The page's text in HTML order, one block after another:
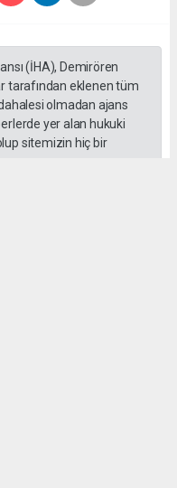
(İHA), Demirören
tarafından eklenen tüm
olmadan ajans
yer alan hukuki
sitemizin hiç bir